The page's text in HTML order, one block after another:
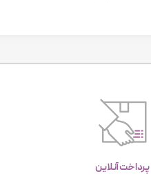
پرداخت آنلاین